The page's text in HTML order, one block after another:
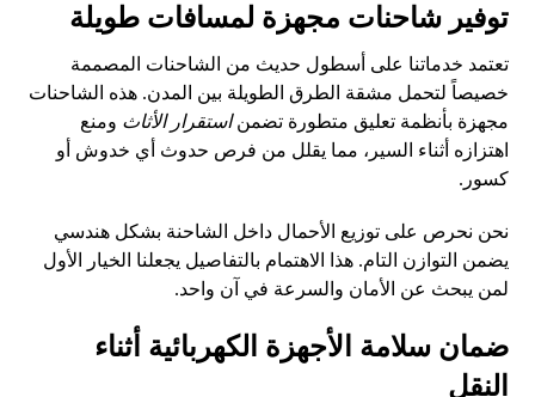
توفير شاحنات مجهزة لمسافات طويلة
تعتمد خدماتنا على أسطول حديث من الشاحنات المصممة
خصيصاً لتحمل مشقة الطرق الطويلة بين المدن. هذه الشاحنات
مجهزة بأنظمة تعليق متطورة تضمناستقرار الأثاث ومنع
اهتزازه أثناء السير، مما يقلل من فرص حدوث أي خدوش أو
كسور.
نحن نحرص على توزيع الأحمال داخل الشاحنة بشكل هندسي
يضمن التوازن التام. هذا الاهتمام بالتفاصيل يجعلنا الخيار الأول
لمن يبحث عن الأمان والسرعة في آن واحد.
ضمان سلامة الأجهزة الكهربائية أثناء
النقل